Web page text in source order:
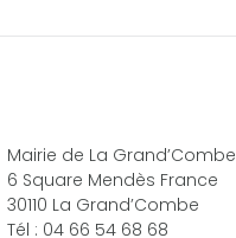
Mairie de La Grand’Combe
6 Square Mendès France
30110 La Grand’Combe
Tél : 04 66 54 68 68